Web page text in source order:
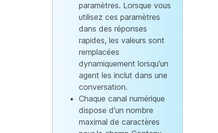
paramètres. Lorsque vous
utilisez ces paramètres
dans des réponses
rapides, les valeurs sont
remplacées
dynamiquement lorsqu'un
agent les inclut dans une
conversation.
Chaque canal numérique
dispose d'un nombre
maximal de caractères